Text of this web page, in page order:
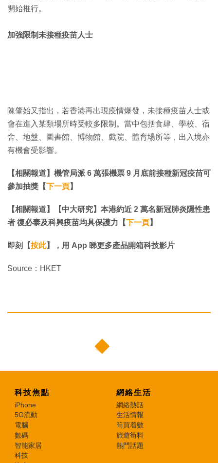
開始推行。
加強限制未接種疫苗人士
陳肇始又指出，若香港再出現疫情爆發，未接種疫苗人士或
會在進入某類場所時受較多限制。當中包括食肆、學校、宿
舍、地盤、圖書館、博物館、戲院、體育場所等，出入境亦
有機會受影響。
【相關報道】機管局派 6 萬張機票 9 月底前接種新冠疫苗可
參加抽獎【下一頁】
【相關報道】【中大研究】本港約近 2 萬名新冠肺炎隱性患
者 復必泰及科興疫苗均具保護力【下一頁】
即刻【按此】，用 App 睇更多產品開箱科技影片
Source：HKET
科技焦點
iPhone
5G流動
電腦
數碼
智能家居
科技
網絡生活
網絡熱話
生活情報
筍買着數
旅遊筍料
熱門話題